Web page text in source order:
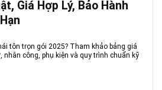
Giá Hợp Lý, Bảo Hành
tôn trọn gói 2025? Tham khảo bảng giá
công, phụ kiện và quy trình chuẩn kỹ